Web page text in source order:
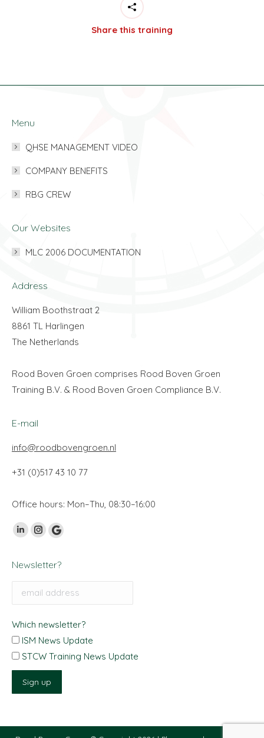
Share this training
Menu
QHSE MANAGEMENT VIDEO
COMPANY BENEFITS
RBG CREW
Our Websites
MLC 2006 DOCUMENTATION
Address
William Boothstraat 2
8861 TL Harlingen
The Netherlands
Rood Boven Groen comprises Rood Boven Groen
Training B.V. & Rood Boven Groen Compliance B.V.
E-mail
info@roodbovengroen.nl
+31 (0)517 43 10 77
Office hours: Mon–Thu, 08:30–16:00
Vind ons op:
Linkedin
opens
in
new
Instagram
opens
in
new
Google
Business
page
opens
new
window
Newsletter?
Which newsletter?
ISM News Update
STCW Training News Update